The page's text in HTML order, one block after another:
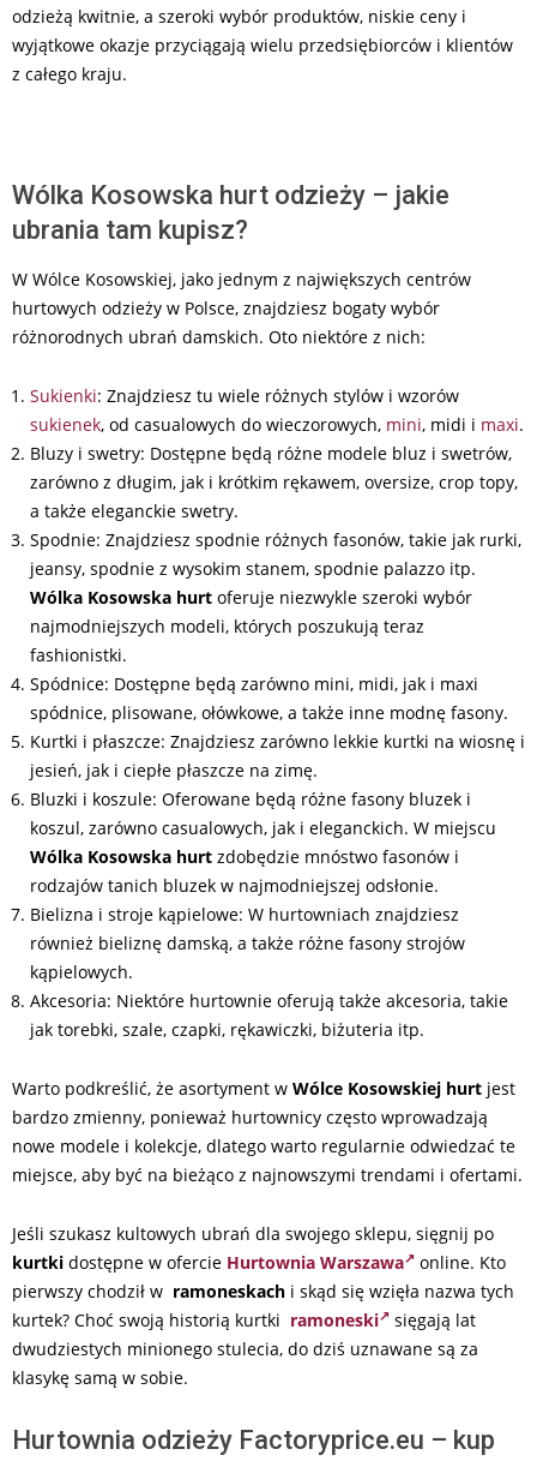
odzieżą kwitnie, a szeroki wybór produktów, niskie ceny i
wyjątkowe okazje przyciągają wielu przedsiębiorców i klientów
z całego kraju.
Wólka Kosowska hurt odzieży – jakie
ubrania tam kupisz?
W Wólce Kosowskiej, jako jednym z największych centrów
hurtowych odzieży w Polsce, znajdziesz bogaty wybór
różnorodnych ubrań damskich. Oto niektóre z nich:
Sukienki: Znajdziesz tu wiele różnych stylów i wzorów
sukienek, od casualowych do wieczorowych, mini, midi i maxi.
Bluzy i swetry: Dostępne będą różne modele bluz i swetrów,
zarówno z długim, jak i krótkim rękawem, oversize, crop topy,
a także eleganckie swetry.
Spodnie: Znajdziesz spodnie różnych fasonów, takie jak rurki,
jeansy, spodnie z wysokim stanem, spodnie palazzo itp.
Wólka Kosowska hurt oferuje niezwykle szeroki wybór
najmodniejszych modeli, których poszukują teraz
fashionistki.
Spódnice: Dostępne będą zarówno mini, midi, jak i maxi
spódnice, plisowane, ołówkowe, a także inne modnę fasony.
Kurtki i płaszcze: Znajdziesz zarówno lekkie kurtki na wiosnę i
jesień, jak i ciepłe płaszcze na zimę.
Bluzki i koszule: Oferowane będą różne fasony bluzek i
koszul, zarówno casualowych, jak i eleganckich. W miejscu
Wólka Kosowska hurt zdobędzie mnóstwo fasonów i
rodzajów tanich bluzek w najmodniejszej odsłonie.
Bielizna i stroje kąpielowe: W hurtowniach znajdziesz
również bieliznę damską, a także różne fasony strojów
kąpielowych.
Akcesoria: Niektóre hurtownie oferują także akcesoria, takie
jak torebki, szale, czapki, rękawiczki, biżuteria itp.
Warto podkreślić, że asortyment w Wólce Kosowskiej hurt jest
bardzo zmienny, ponieważ hurtownicy często wprowadzają
nowe modele i kolekcje, dlatego warto regularnie odwiedzać te
miejsce, aby być na bieżąco z najnowszymi trendami i ofertami.
Jeśli szukasz kultowych ubrań dla swojego sklepu, sięgnij po
kurtki dostępne w ofercie Hurtownia Warszawa
online. Kto
pierwszy chodził w ramoneskach i skąd się wzięła nazwa tych
kurtek? Choć swoją historią kurtki ramoneski
sięgają lat
dwudziestych minionego stulecia, do dziś uznawane są za
klasykę samą w sobie.
Hurtownia odzieży Factoryprice.eu – kup